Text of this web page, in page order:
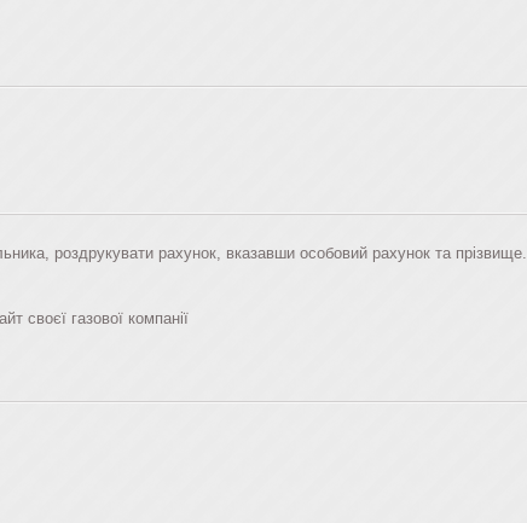
роздрукувати рахунок, вказавши особовий рахунок та прізвище.
своєї газової компанії